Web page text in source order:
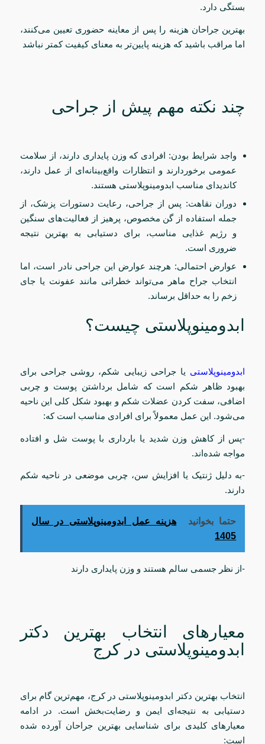
بستگی دارد.
بهترین جراحان هزینه را پس از معاینه حضوری تعیین می‌کنند،
اما مراقب باشید که هزینه پایین‌تر به معنای کیفیت کمتر نباشد
چند نکته مهم پیش از جراحی
واجد شرایط بودن: افرادی که وزن پایداری دارند، از سلامت
عمومی برخوردارند و انتظارات واقع‌بینانه‌ای از عمل دارند،
کاندیدای مناسب ابدومینوپلاستی هستند.
دوران نقاهت: پس از جراحی، رعایت دستورات پزشک، از
جمله استفاده از گن مخصوص، پرهیز از فعالیت‌های سنگین
و رژیم غذایی مناسب، برای دستیابی به بهترین نتیجه
ضروری است.
عوارض احتمالی: هرچند عوارض این جراحی نادر است، اما
انتخاب جراح ماهر می‌تواند خطراتی مانند عفونت یا جای
زخم را به حداقل برساند.
ابدومینوپلاستی چیست؟
ابدومینوپلاستی یا جراحی زیبایی شکم، روشی جراحی برای
بهبود ظاهر شکم است که شامل برداشتن پوست و چربی
اضافی، سفت کردن عضلات شکم و بهبود شکل کلی این ناحیه
می‌شود. این عمل معمولاً برای افرادی مناسب است که:
-پس از کاهش وزن شدید یا بارداری با پوست شل و افتاده
مواجه شده‌اند.
-به دلیل ژنتیک یا افزایش سن، چربی موضعی در ناحیه شکم
دارند.
حتما بخوانید
هزینه عمل ابدومینوپلاستی در سال
1405
-از نظر جسمی سالم هستند و وزن پایداری دارند
معیارهای انتخاب بهترین دکتر
ابدومینوپلاستی در کرج
انتخاب بهترین دکتر ابدومینوپلاستی در کرج، مهم‌ترین گام برای
دستیابی به نتیجه‌ای ایمن و رضایت‌بخش است. در ادامه
معیارهای کلیدی برای شناسایی بهترین جراحان آورده شده
است: